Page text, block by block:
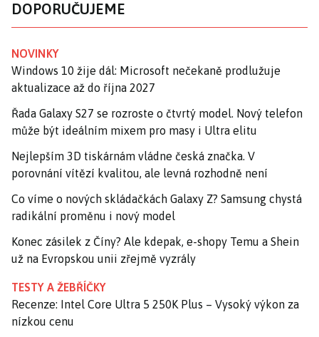
DOPORUČUJEME
NOVINKY
Windows 10 žije dál: Microsoft nečekaně prodlužuje
aktualizace až do října 2027
Řada Galaxy S27 se rozroste o čtvrtý model. Nový telefon
může být ideálním mixem pro masy i Ultra elitu
Nejlepším 3D tiskárnám vládne česká značka. V
porovnání vítězí kvalitou, ale levná rozhodně není
Co víme o nových skládačkách Galaxy Z? Samsung chystá
radikální proměnu i nový model
Konec zásilek z Číny? Ale kdepak, e-shopy Temu a Shein
už na Evropskou unii zřejmě vyzrály
TESTY A ŽEBŘÍČKY
Recenze: Intel Core Ultra 5 250K Plus – Vysoký výkon za
nízkou cenu